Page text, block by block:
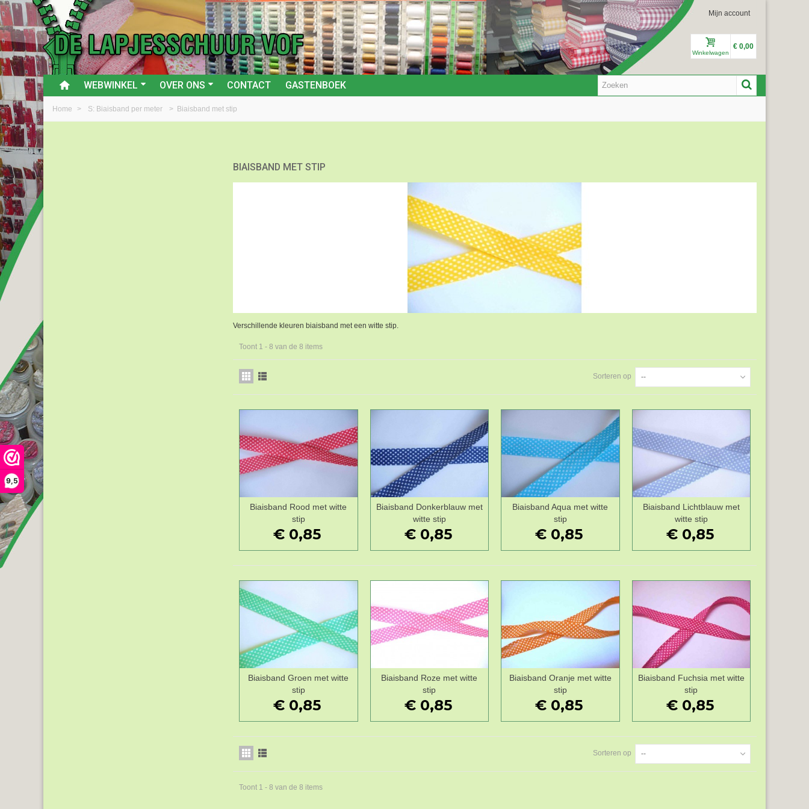
9,5
Mijn account
Winkelwagen
€ 0,00
WEBWINKEL OVER ONS CONTACT GASTENBOEK
Home > S: Biaisband per meter > Biaisband met stip
BIAISBAND MET STIP
Verschillende kleuren biaisband met een witte stip.
Toont 1 - 8 van de 8 items
Sorteren op --
Wenslijst
Biaisband Rood met witte
stip
€ 0,85
Wenslijst
Biaisband Donkerblauw met
witte stip
€ 0,85
Wenslijst
Biaisband Aqua met witte
stip
€ 0,85
Wenslijst
Biaisband Lichtblauw met
witte stip
€ 0,85
Wenslijst
Biaisband Groen met witte
stip
€ 0,85
Wenslijst
Biaisband Roze met witte
stip
€ 0,85
Wenslijst
Biaisband Oranje met witte
stip
€ 0,85
Wenslijst
Biaisband Fuchsia met witte
stip
€ 0,85
Sorteren op --
Toont 1 - 8 van de 8 items